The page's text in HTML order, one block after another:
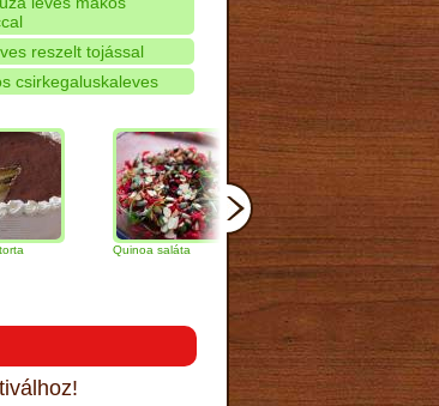
reszelt tojással
csirkegaluskaleves
Quinoa saláta Mandulás kifli
narancs